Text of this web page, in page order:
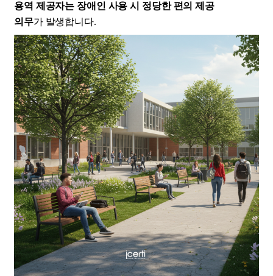
용역 제공자는 장애인 사용 시 정당한 편의 제공
의무가 발생합니다.